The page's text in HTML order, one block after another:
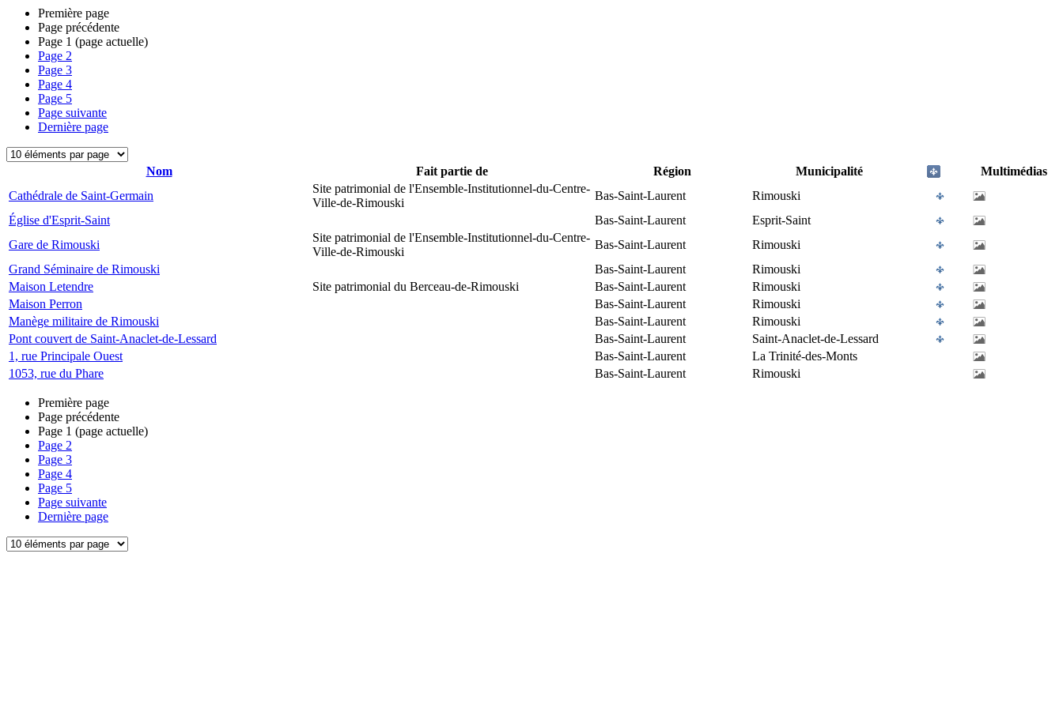
Première page
Page précédente
Page 1 (page actuelle)
Page 2
Page 3
Page 4
Page 5
Page suivante
Dernière page
Nom Fait partie de Région Municipalité
Multimédias
Cathédrale de Saint-Germain
Site patrimonial de l'Ensemble-Institutionnel-du-Centre-
Ville-de-Rimouski
Bas-Saint-Laurent
Rimouski
Église d'Esprit-Saint
Bas-Saint-Laurent
Esprit-Saint
Gare de Rimouski
Site patrimonial de l'Ensemble-Institutionnel-du-Centre-
Ville-de-Rimouski
Bas-Saint-Laurent
Rimouski
Grand Séminaire de Rimouski
Bas-Saint-Laurent
Rimouski
Maison Letendre
Site patrimonial du Berceau-de-Rimouski Bas-Saint-Laurent
Rimouski
Maison Perron
Bas-Saint-Laurent
Rimouski
Manège militaire de Rimouski
Bas-Saint-Laurent
Rimouski
Pont couvert de Saint-Anaclet-de-Lessard
Bas-Saint-Laurent
Saint-Anaclet-de-Lessard
1, rue Principale Ouest
Bas-Saint-Laurent
La Trinité-des-Monts
1053, rue du Phare
Bas-Saint-Laurent Rimouski
Première page
Page précédente
Page 1 (page actuelle)
Page 2
Page 3
Page 4
Page 5
Page suivante
Dernière page